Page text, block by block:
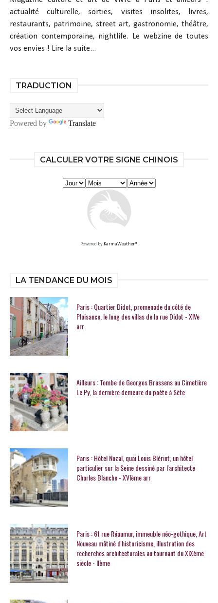
actualité culturelle, sorties, visites insolites, livres,
restaurants, patrimoine, street art, gastronomie, théâtre,
création contemporaine, nightlife. Le webzine de toutes
vos envies ! Lire la suite...
TRADUCTION
Powered by Translate
CALCULER VOTRE SIGNE CHINOIS
Powered by KarmaWeather®
LA TENDANCE DU MOIS
Paris : Quartier Didot, promenade du côté de
Plaisance, le long des villas de la rue Didot - XIVe
arr
Ailleurs : Tombe de Georges Brassens au Cimetière
Le Py, la dernière demeure du poète à Sète
Paris : Hôtel Nozal, quai Louis Blériot, un hôtel
particulier sur la Seine dessiné par l'architecte
Charles Blanche - XVIème arr
Paris : 61 rue Réaumur, immeuble néo-gothique, Art
Nouveau mâtiné d'historicisme, illustration des
recherches architecturales au tournant du XIXème
siècle - IIème